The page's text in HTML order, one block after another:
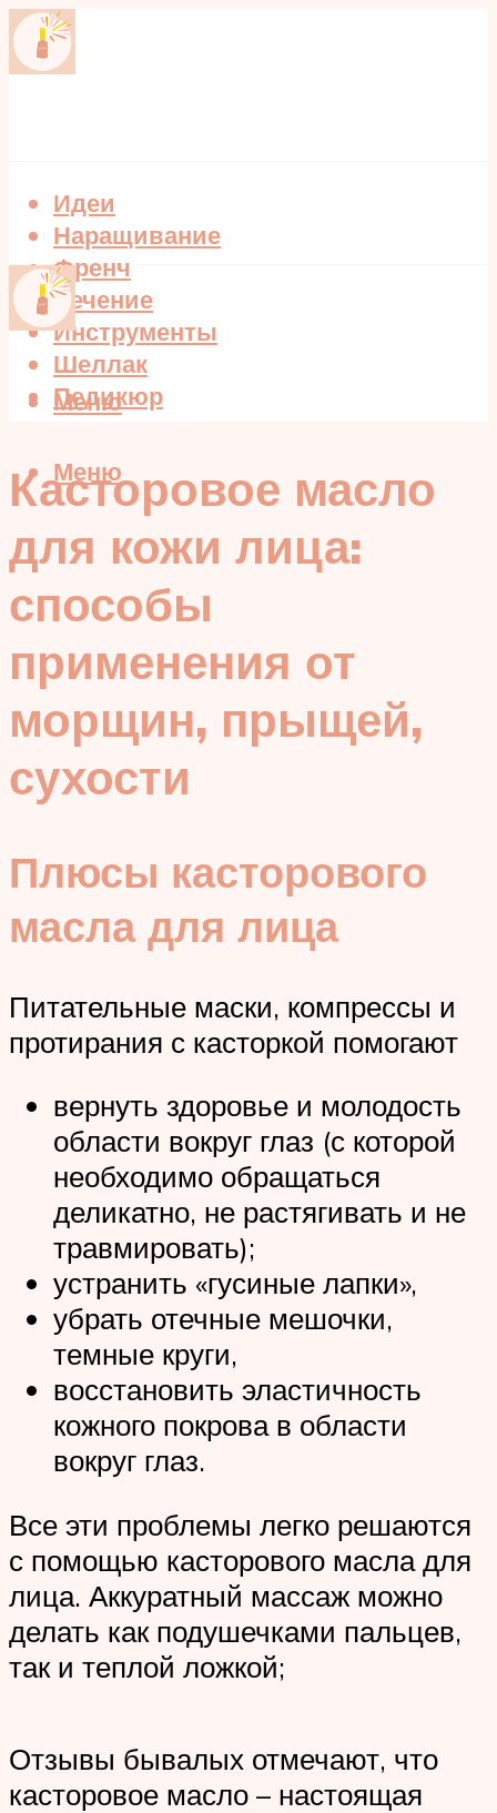
Идеи
Наращивание
Френч
Лечение
Инструменты
Шеллак
Педикюр
Меню
Меню
Касторовое масло
для кожи лица:
способы
применения от
морщин, прыщей,
сухости
Плюсы касторового
масла для лица
Питательные маски, компрессы и
протирания с касторкой помогают
вернуть здоровье и молодость
области вокруг глаз (с которой
необходимо обращаться
деликатно, не растягивать и не
травмировать);
устранить «гусиные лапки»,
убрать отечные мешочки,
темные круги,
восстановить эластичность
кожного покрова в области
вокруг глаз.
Все эти проблемы легко решаются
с помощью касторового масла для
лица. Аккуратный массаж можно
делать как подушечками пальцев,
так и теплой ложкой;
Отзывы бывалых отмечают, что
касторовое масло – настоящая